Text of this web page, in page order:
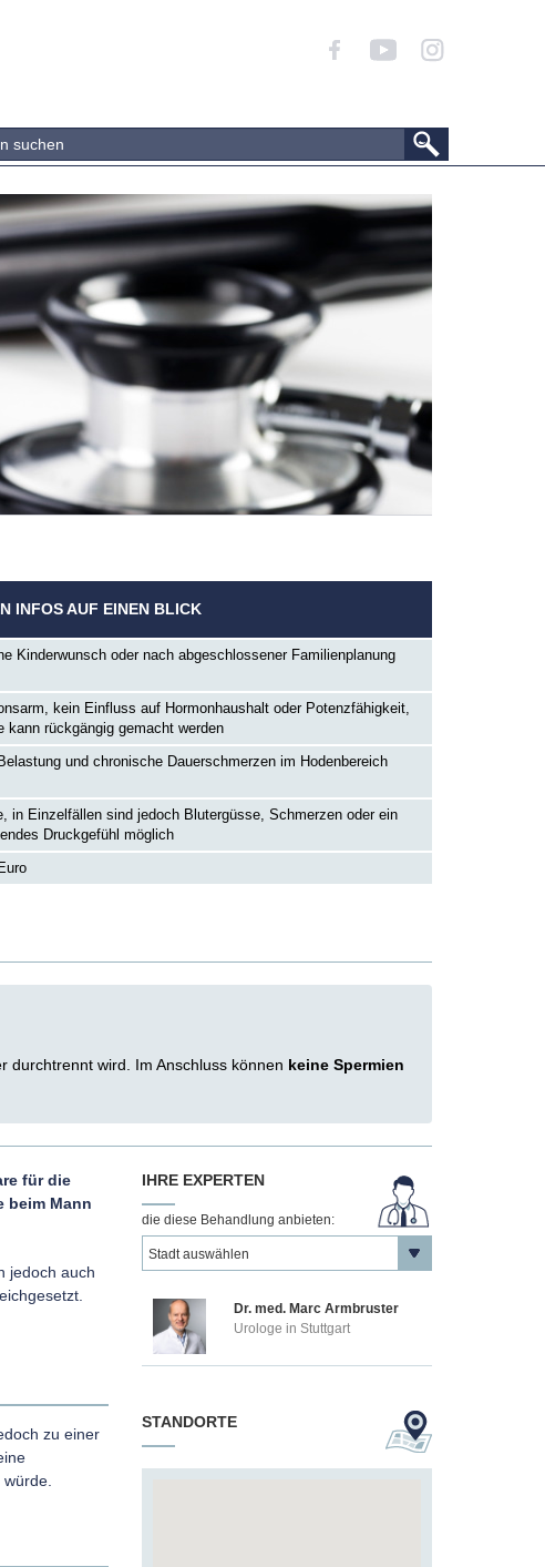
INFOS AUF EINEN BLICK
Kinderwunsch oder nach abgeschlossener Familienplanung
kein Einfluss auf Hormonhaushalt oder Potenzfähigkeit,
kann rückgängig gemacht werden
und chronische Dauerschmerzen im Hodenbereich
in Einzelfällen sind jedoch Blutergüsse, Schmerzen oder ein
Druckgefühl möglich
durchtrennt wird. Im Anschluss können keine Spermien
für die
beim Mann
jedoch auch
zu einer
IHRE EXPERTEN
die diese Behandlung anbieten:
Dr. med. Marc Armbruster
Urologe in Stuttgart
STANDORTE